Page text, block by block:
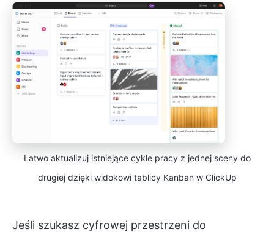
Łatwo aktualizuj istniejące cykle pracy z jednej sceny do
drugiej dzięki widokowi tablicy Kanban w ClickUp
Jeśli szukasz cyfrowej przestrzeni do